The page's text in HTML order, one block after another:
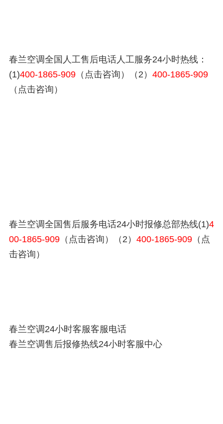
春兰空调全国人工售后电话人工服务24小时热线：
(1)400-1865-909 （点击咨询）（2） 400-1865-909
（点击咨询）
春兰空调全国售后服务电话24小时报修总部热线(1)4
00-1865-909 （点击咨询）（2） 400-1865-909 （点
击咨询）
春兰空调24小时客服客服电话
春兰空调售后报修热线24小时客服中心